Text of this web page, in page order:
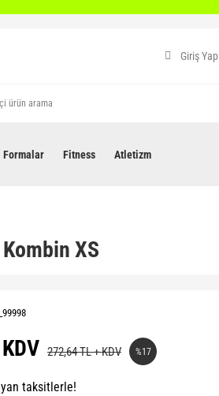
Giriş Yap
Formalar Fitness Atletizm
XS
272,64 TL + KDV %17
taksitlerle!